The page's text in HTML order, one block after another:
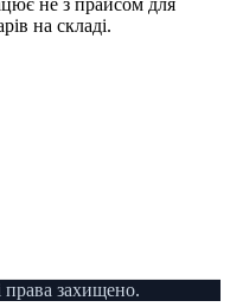
на складі.
захищено.